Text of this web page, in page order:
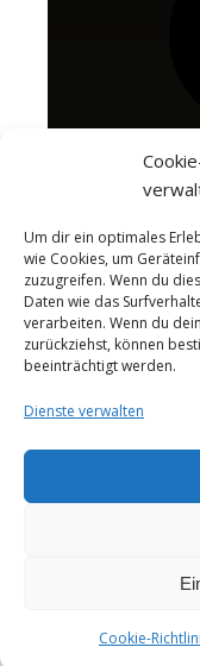
Um dir ein optimales
wie Cookies, um
zuzugreifen. Wenn du
Daten wie das
verarbeiten. Wenn du
zurückziehst, können
beeinträchtigt werden.
Dienste verwalten
Cookie-